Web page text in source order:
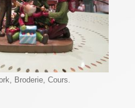
Broderie, Cours.